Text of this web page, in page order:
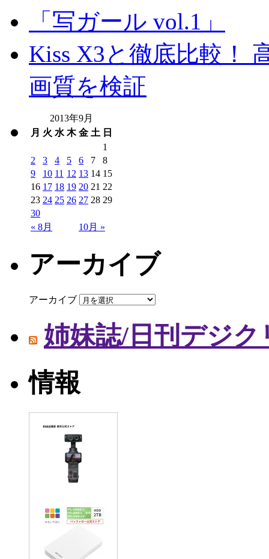
「写ガール vol.1」
Kiss X3と徹底比較！
画質を検証
2013年9月
月 火 水 木 金 土 日
« 8月 10月 »
1
2
3 4 5 6 7
8
9
10 11 12 13 14 15
16 17 18 19 20 21 22
23 24 25 26 27 28 29
30
アーカイブ
アーカイブ
姉妹誌/日刊デジク
情報